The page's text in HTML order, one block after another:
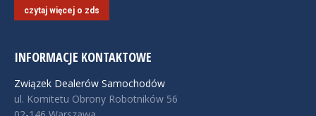
czytaj więcej o zds
INFORMACJE KONTAKTOWE
Związek Dealerów Samochodów
ul. Komitetu Obrony Robotników 56